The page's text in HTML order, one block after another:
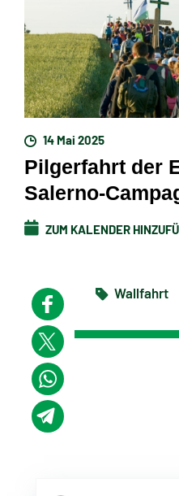
14 Mai 2025
Pilgerfahrt der
Salerno-
ZUM KALENDER
Wallfahrt